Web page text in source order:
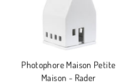
Photophore Maison Petite
Maison - Rader